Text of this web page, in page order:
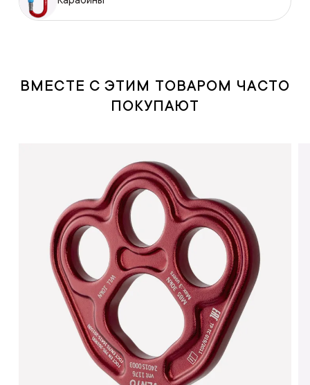
ВМЕСТЕ С ЭТИМ ТОВАРОМ ЧАСТО
ПОКУПАЮТ